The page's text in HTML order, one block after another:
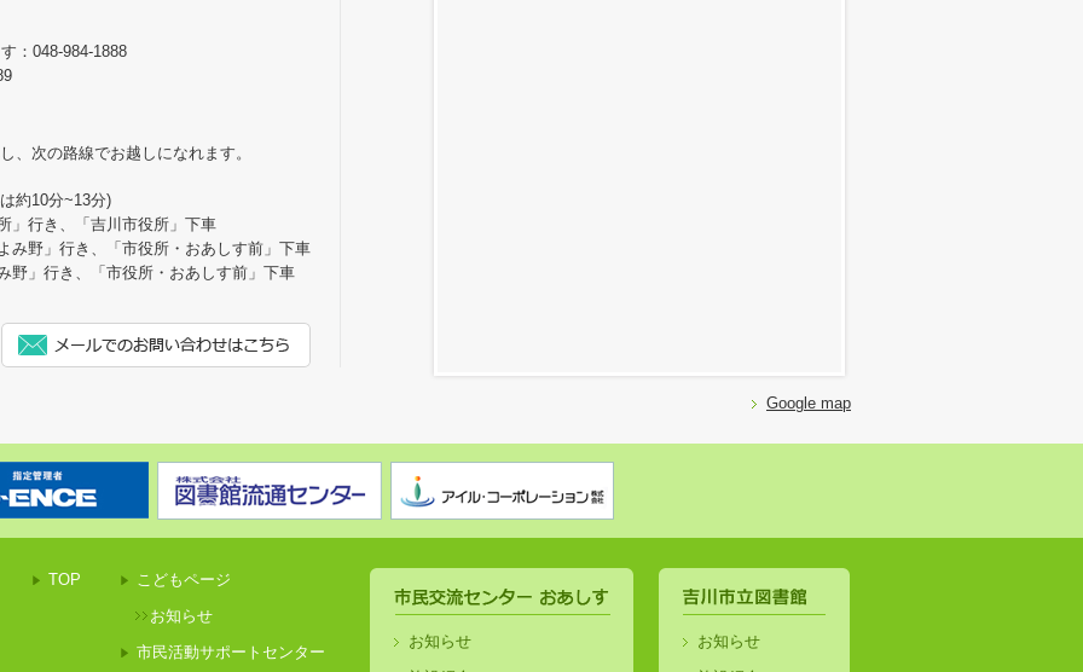
：048-984-1888
、次の路線でお越しになれます。
約10分~13分)
」行き、「吉川市役所」下車
み野」行き、「市役所・おあしす前」下車
野」行き、「市役所・おあしす前」下車
Google map
TOP
こどもページ
お知らせ
市民活動サポートセンター
お知らせ
お知らせ